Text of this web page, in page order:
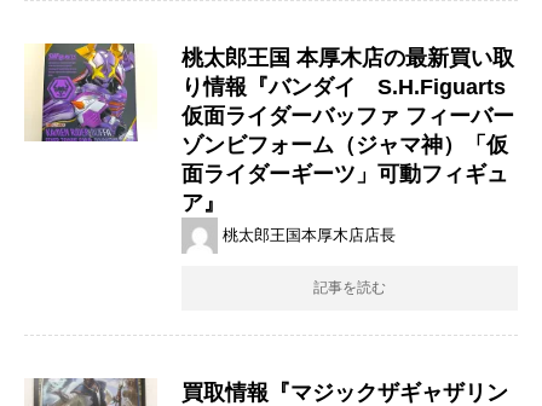
桃太郎王国 本厚木店の最新買い取
り情報『バンダイ S.H.Figuarts
仮面ライダーバッファ フィーバー
ゾンビフォーム（ジャマ神）「仮
面ライダーギーツ」可動フィギュ
ア』
桃太郎王国本厚木店店長
記事を読む
買取情報『マジックザギャザリン